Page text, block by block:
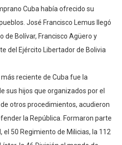
Cuba había ofrecido su
José Francisco Lemus llegó
de Bolívar, Francisco Agüero y
del Ejército Libertador de Bolivia
reciente de Cuba fue la
sus hijos que organizados por el
otros procedimientos, acudieron
la República. Formaron parte
el 50 Regimiento de Milicias, la 112